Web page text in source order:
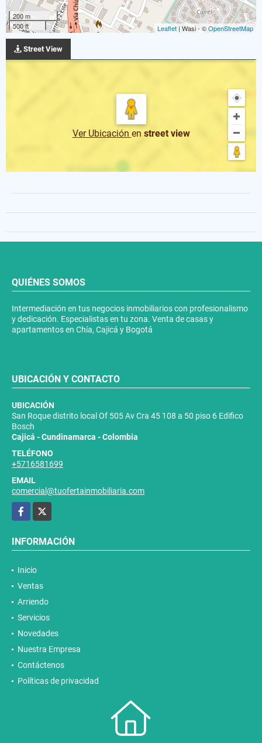
200 m
500 ft
Leaflet | Wasi - ©OpenStreetMap
Street View
Ver Ubicación en street view
QUIÉNES SOMOS
Intermediación en tus negocios inmobiliarios con profesionalismo
y dedicación. Especialistas en tu zona. Venta de casas y
apartamentos en Chía, Cajicá y Bogotá
UBICACIÓN Y CONTACTO
UBICACIÓN
San Roque distrito local Of 505 Av Cra 45 108 a 50 piso 6 Edifico
Bosch
Cajicá - Cundinamarca - Colombia
TELÉFONO
+5716581699
EMAIL
comercial@tuofertainmobiliaria.com
Facebook
INFORMACIÓN
Inicio
Ventas
Arriendo
Servicios
Novedades
Nuestra Empresa
Contáctenos
Políticas de privacidad